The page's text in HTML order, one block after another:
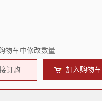
物车中修改数量
订购 加入购物车